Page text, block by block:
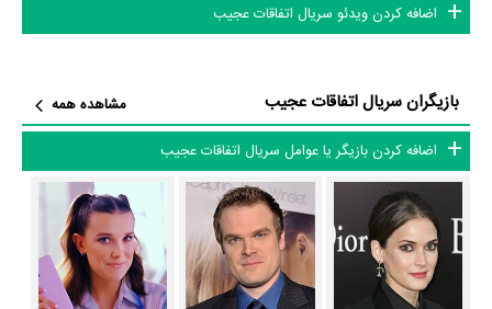
داستان سریال اتفاقات عجیب
عجیب توسط
Matt Duffer Ross Duffer Justin Doble وPaul Dichter
نوشته شده است.
در خلاصه داستانی که یا از سوی تیم رسانه‌ای اثر و یا توسط دیگر رسانه‌ها درباره
داستان اتفاقات عجیب منتشر شده است، می‌خوانیم: «داستان در دهه 80
میلادی در شهر ساحلی لانگ ایلند اتفاق می افتد. پس از ناپدید شدن یک پسر
جوان، تحقیقات برای پیدا کردن او آغاز میشود. خانواده، دوستان و پلیس محلی
اضافه کردن ویدئو سریال اتفاقات عجیب
بازیگران سریال اتفاقات عجیب
مشاهده همه
اضافه کردن بازیگر یا عوامل سریال اتفاقات عجیب